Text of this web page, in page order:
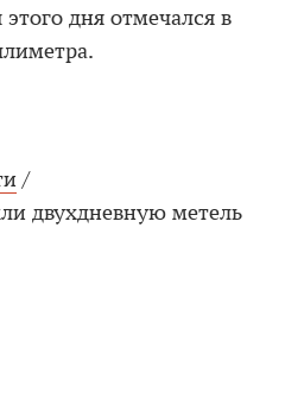
дня отмечался в
/
двухдневную метель